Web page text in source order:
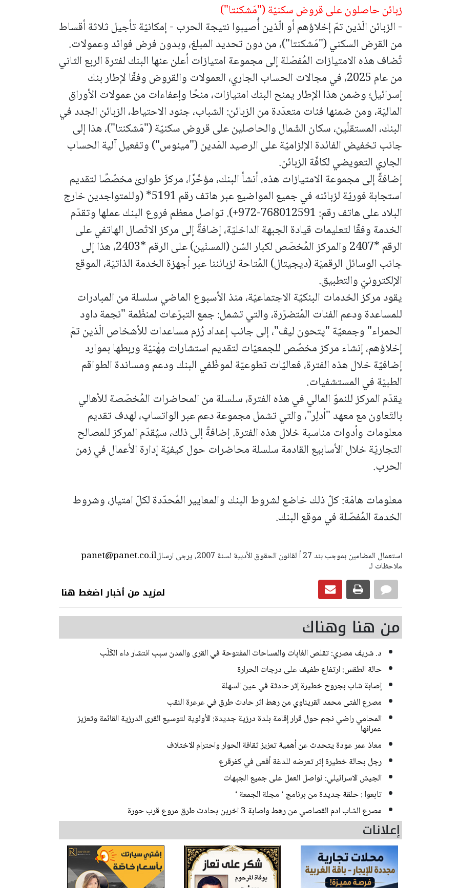
زبائن حاصلون على قروض سكنيّة ("مَشكنتا")
- الزبائن الّذين تمّ إخلاؤهم أو الّذين أُصيبوا نتيجة الحرب - إمكانيّة تأجيل ثلاثة أقساط
من القرض السكني ("مَشكنتا")، من دون تحديد المبلغ، وبدون فرض فوائد وعمولات.
تُضاف هذه الامتيازات المُفصّلة إلى مجموعة امتيازات أعلن عنها البنك لفترة الربع الثاني
من عام 2025، في مجالات الحساب الجاري، العمولات والقروض وفقًا لإطار بنك
إسرائيل؛ وضمن هذا الإطار يمنح البنك امتيازات، منحًا وإعفاءات من عمولات الأوراق
الماليّة، ومن ضمنها فئات متعدّدة من الزبائن: الشباب، جنود الاحتياط، الزبائن الجدد في
البنك، المستقلّين، سكان الشّمال والحاصلين على قروض سكنيّة ("مَشكنتا")، هذا إلى
جانب تخفيض الفائدة الإلزاميّة على الرصيد المَدين ("مينوس") وتفعيل آلية الحساب
الجاري التعويضي لكافّة الزبائن.
إضافةً إلى مجموعة الامتيازات هذه، أنشأ البنك، مؤخّرًا، مركزَ طوارئ مخصّصًا لتقديم
استجابة فوريّة لزبائنه في جميع المواضيع عبر هاتف رقم 5191* (وللمتواجدين خارج
البلاد على هاتف رقم: ‎+972-768012591). تواصل معظم فروع البنك عملها وتقدّم
الخدمة وفقًا لتعليمات قيادة الجبهة الداخليّة، إضافةً إلى مركز الاتّصال الهاتفي على
الرقم *2407 والمركز المُخصّص لكبار السّن (المسنّين) على الرقم *2403، هذا إلى
جانب الوسائل الرقميّة (ديجيتال) المُتاحة لزبائننا عبر أجهزة الخدمة الذاتيّة، الموقع
الإلكترونيّ والتطبيق.
يقود مركز الخدمات البنكيّة الاجتماعيّة، منذ الأسبوع الماضي سلسلة من المبادرات
للمساعدة ودعم الفئات المُتضرّرة، والتي تشمل: جمع التبرّعات لمنظّمة "نجمة داود
الحمراء" وجمعيّة "پتحون ليڤ"، إلى جانب إعداد رُزم مساعدات للأشخاص الّذين تمّ
إخلاؤهم، إنشاء مركز مخصّص للجمعيّات لتقديم استشارات مِهْنيّة وربطها بموارد
إضافيّة خلال هذه الفترة، فعاليّات تطوعيّة لموظّفي البنك ودعم ومساندة الطواقم
الطبيّة في المستشفيات.
يقدّم المركز للنموّ المالي في هذه الفترة، سلسلة من المحاضرات المُخصّصة للأهالي
بالتّعاون مع معهد "أدلِر"، والتي تشمل مجموعة دعم عبر الواتساپ، لهدف تقديم
معلومات وأدوات مناسبة خلال هذه الفترة. إضافةً إلى ذلك، سيُقدّم المركز للمصالح
التجاريّة خلال الأسابيع القادمة سلسلة محاضرات حول كيفيّة إدارة الأعمال في زمن
الحرب.
معلومات هامّة: كلّ ذلك خاضع لشروط البنك والمعايير المُحدّدة لكلّ امتياز، وشروط
الخدمة المُفصّلة في موقع البنك.
panet@panet.co.ilاستعمال المضامين بموجب بند 27 أ لقانون الحقوق الأدبية لسنة 2007، يرجى ارسال
ملاحظات لـ
لمزيد من أخبار اضغط هنا
من هنا وهناك
د. شريف مصري: تقلص الغابات والمساحات المفتوحة في القرى والمدن سبب انتشار داء الكَلَب
حالة الطقس: ارتفاع طفيف على درجات الحرارة
إصابة شاب بجروح خطيرة إثر حادثة في عين السهلة
مصرع الفتى محمد القريناوي من رهط اثر حادث طرق في عرعرة النقب
المحامي راضي نجم حول قرار إقامة بلدة درزية جديدة: الأولوية لتوسيع القرى الدرزية القائمة وتعزيز
عمرانها
معاذ عمر عودة يتحدث عن أهمية تعزيز ثقافة الحوار واحترام الاختلاف
رجل بحالة خطيرة إثر تعرضه للدغة أفعى في كفرقرع
الجيش الاسرائيلي: نواصل العمل على جميع الجبهات
تابعوا : حلقة جديدة من برنامج ‘ مجلة الجمعة ‘
مصرع الشاب ادم القصاصي من رهط واصابة 3 اخرين بحادث طرق مروع قرب حورة
إعلانات